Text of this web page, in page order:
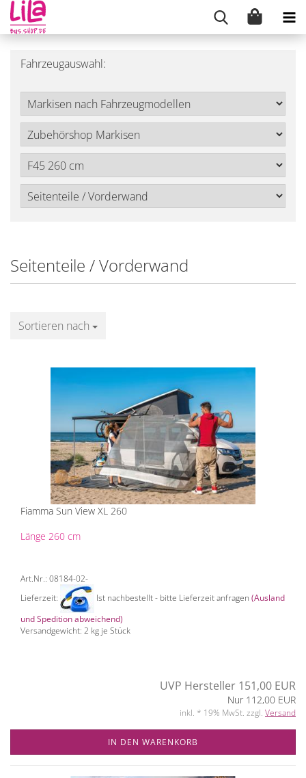
Fahrzeugauswahl:
Seitenteile / Vorderwand
Sortieren nach
Sortieren nach
Fiamma Sun View XL 260
Länge 260 cm
Art.Nr.: 08184-02-
Lieferzeit:
Ist nachbestellt - bitte Lieferzeit anfragen (Ausland
und Spedition abweichend)
Versandgewicht: 2 kg je Stück
UVP Hersteller 151,00 EUR
Nur 112,00 EUR
inkl. * 19% MwSt. zzgl. Versand
IN DEN WARENKORB